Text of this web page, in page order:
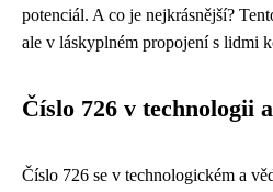
potenciál. A co je nejkrásnější?
ale v láskyplném propojení s lidmi
Číslo 726 v technologii
Číslo 726 se v technologickém a